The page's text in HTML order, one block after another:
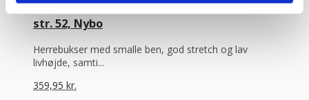
Garcon herrebuks i sort m/smalle ben
str. 52, Nybo
Herrebukser med smalle ben, god stretch og lav
livhøjde, samti...
359,95 kr.